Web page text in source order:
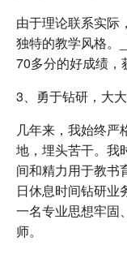
由于理论联系实际
独特的教学风格。
70多分的好成绩，
3、勇于钻研，大
几年来，我始终严
地，埋头苦干。我
间和精力用于教书
日休息时间钻研业
一名专业思想牢固
师。